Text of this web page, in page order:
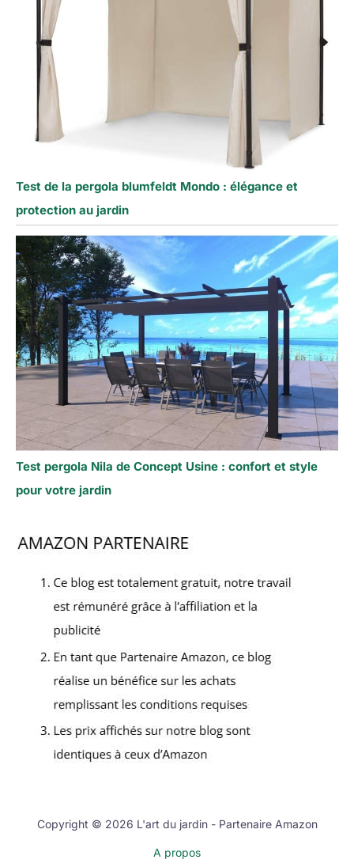
Test de la pergola blumfeldt Mondo : élégance et
protection au jardin
Test pergola Nila de Concept Usine : confort et style
pour votre jardin
Copyright © 2026 L'art du jardin - Partenaire Amazon
A propos